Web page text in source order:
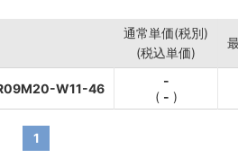
通常単価(税別)
(税込単価)
W11-46
-
( - )
1